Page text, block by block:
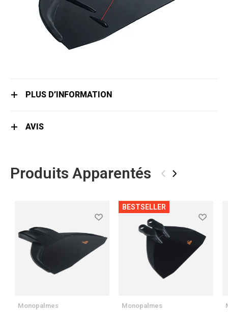
PLUS D’INFORMATION
AVIS
Produits Apparentés ‹ ›
Monopalmes
BESTSELLER
Monopalmes